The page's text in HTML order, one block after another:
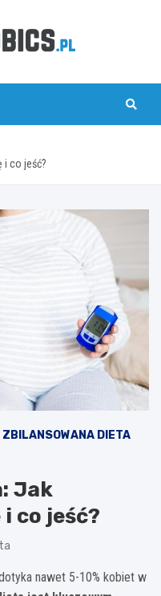
i co jeść?
ZBILANSOWANA DIETA
Jak
co jeść?
nawet 5-10% kobiet w